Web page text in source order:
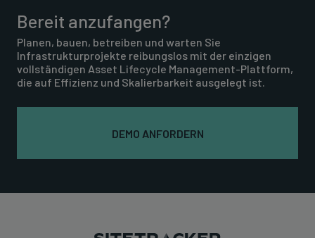
Bereit anzufangen?
Planen, bauen, betreiben und warten Sie
Infrastrukturprojekte reibungslos mit der einzigen
vollständigen Asset Lifecycle Management-Plattform,
die auf Effizienz und Skalierbarkeit ausgelegt ist.
DEMO ANFORDERN